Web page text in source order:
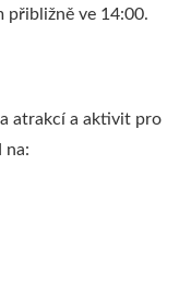
přibližně ve 14:00.
atrakcí a aktivit pro
na: